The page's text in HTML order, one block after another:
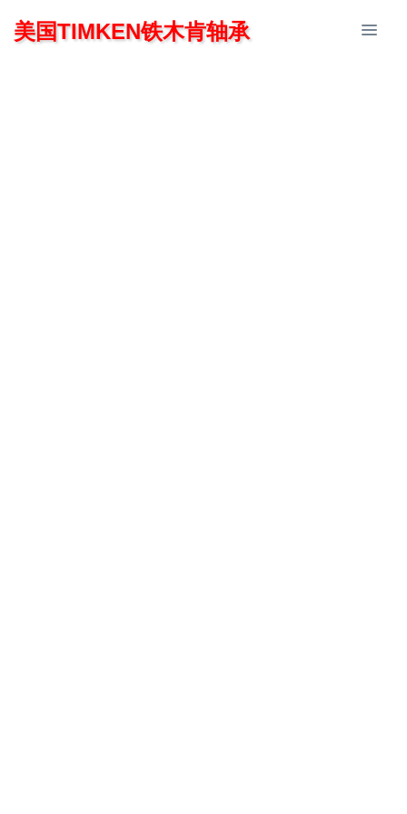
美国TIMKEN铁木肯轴承